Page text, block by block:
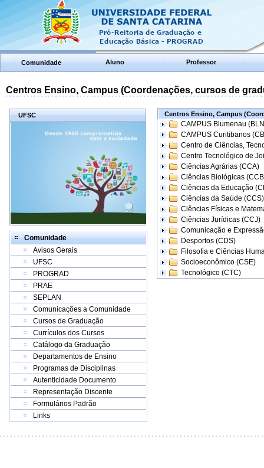
Comunidade Aluno Professor
Centros Ensino, Campus (Coordenações, cursos de
UFSC
Comunidade
Avisos Gerais
UFSC
PROGRAD
PRAE
SEPLAN
Comunicações a Comunidade
Cursos de Graduação
Currículos dos Cursos
Catálogo da Graduação
Departamentos de Ensino
Programas de Disciplinas
Autenticidade Documento
Representação Discente
Formulários Padrão
Links
Centros Ensino, Campus
CAMPUS Blumenau
CAMPUS Curitibanos
Centro de Ciências,
Centro Tecnológico de
Ciências Agrárias (CCA)
Ciências Biológicas
Ciências da Educação
Ciências da Saúde (CCS)
Ciências Físicas e
Ciências Jurídicas (CCJ)
Comunicação e
Desportos (CDS)
Filosofia e Ciências
Socioeconômico (CSE)
Tecnológico (CTC)